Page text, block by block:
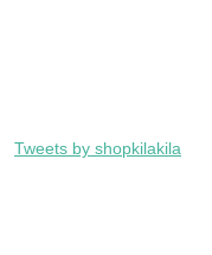
Tweets by shopkilakila